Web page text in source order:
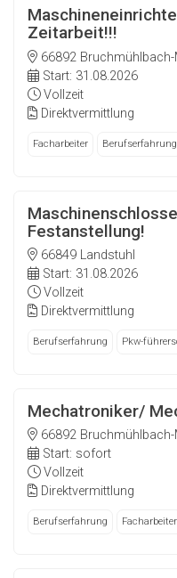
Zeitarbeit!!!
66892 Bruchmühlbach-
Start: 31.08.2026
Vollzeit
Direktvermittlung
Facharbeiter Berufserfahrung
Festanstellung!
66849 Landstuhl
Start: 31.08.2026
Vollzeit
Direktvermittlung
Berufserfahrung Pkw-
Mechatroniker/
66892 Bruchmühlbach-
Start: sofort
Vollzeit
Direktvermittlung
Berufserfahrung Facharbeiter